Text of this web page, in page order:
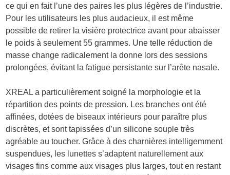
ce qui en fait l’une des paires les plus légères de l’industrie.
Pour les utilisateurs les plus audacieux, il est même
possible de retirer la visière protectrice avant pour abaisser
le poids à seulement 55 grammes. Une telle réduction de
masse change radicalement la donne lors des sessions
prolongées, évitant la fatigue persistante sur l’arête nasale.
XREAL a particulièrement soigné la morphologie et la
répartition des points de pression. Les branches ont été
affinées, dotées de biseaux intérieurs pour paraître plus
discrètes, et sont tapissées d’un silicone souple très
agréable au toucher. Grâce à des charnières intelligemment
suspendues, les lunettes s’adaptent naturellement aux
visages fins comme aux visages plus larges, tout en restant